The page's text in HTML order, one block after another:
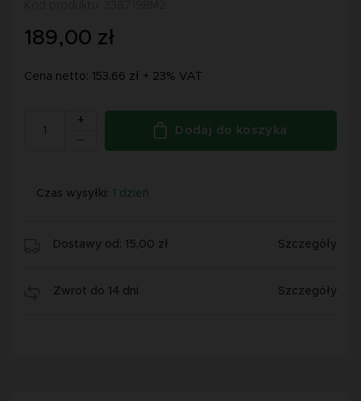
189,00 zł
Cena netto: 153,66 zł + 23% VAT
+
Dodaj do koszyka
Czas wysyłki: 1 dzień
Dostawy od: 15,00 zł Szczegóły
Zwrot do 14 dni Szczegóły